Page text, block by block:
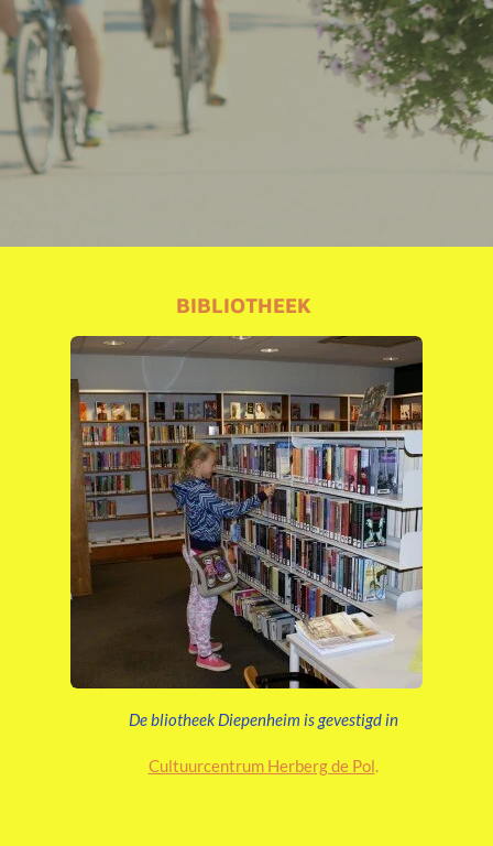
BIBLIOTHEEK
De bliotheek Diepenheim is gevestigd in
Cultuurcentrum Herberg de Pol.